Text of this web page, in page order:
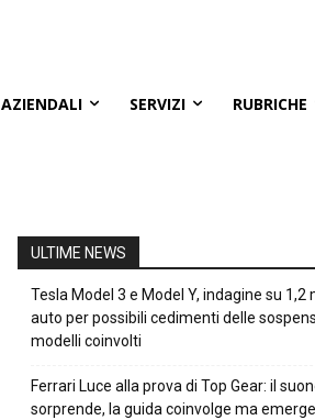
AZIENDALI SERVIZI RUBRICHE
ULTIME NEWS
Tesla Model 3 e Model Y, indagine su 1,2
auto per possibili cedimenti delle
modelli coinvolti
Ferrari Luce alla prova di Top Gear: il
sorprende, la guida coinvolge ma